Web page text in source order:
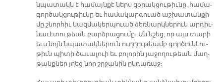
նպա­տակն է հա­մայն­քէ ներս զօ­րակ­ցու­թիւ­նը, հա­մա­
գոր­ծակ­ցու­թիւ­նը եւ հա­մա­կար­գուած աշ­խա­տան­քի
մը շնոր­հիւ կազ­մա­կեր­պուած ձեռ­նարկ­նե­րուն ար­դիւ­
նա­ւէ­տու­թեան բարձ­րա­ցու­մը։ Ան նշեց, որ այս տա­րի
եւս նոյն նպա­տակ­նե­րուն ուղ­ղու­թեամբ գոր­ծու­նէու­
թիւն պի­տի ծա­ւա­լուի եւ բո­լո­րին յա­ջո­ղու­թեան մաղ­
թանք­ներ յղեց նոր շրջա­նին ըն­դա­ռաջ։